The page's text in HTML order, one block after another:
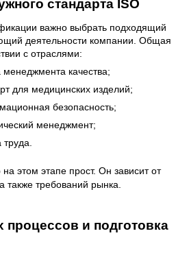
стандарта ISO
важно выбрать подходящий
деятельности компании. Общая
с отраслями:
качества;
для медицинских изделий;
безопасность;
менеджмент;
труда.
этом этапе прост. Он зависит от
также требований рынка.
процессов и подготовка